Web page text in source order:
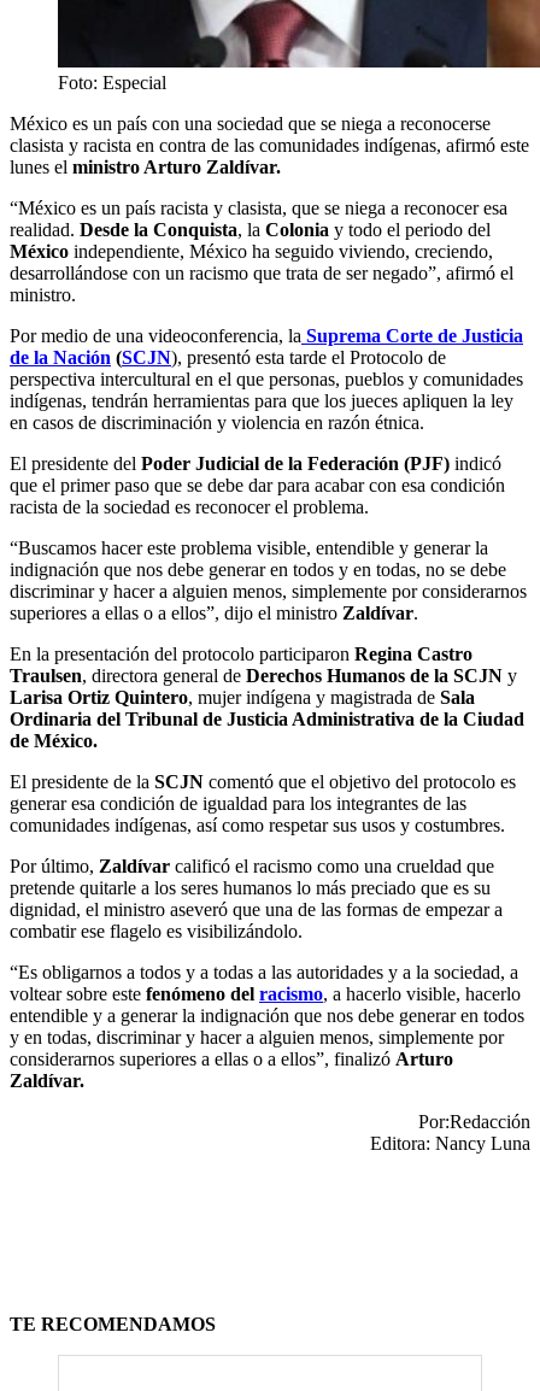
Foto: Especial
México es un país con una sociedad que se niega a reconocerse
clasista y racista en contra de las comunidades indígenas, afirmó este
lunes el ministro Arturo Zaldívar.
“México es un país racista y clasista, que se niega a reconocer esa
realidad. Desde la Conquista, la Colonia y todo el periodo del
México independiente, México ha seguido viviendo, creciendo,
desarrollándose con un racismo que trata de ser negado”, afirmó el
ministro.
Por medio de una videoconferencia, la Suprema Corte de Justicia
de la Nación (SCJN), presentó esta tarde el Protocolo de
perspectiva intercultural en el que personas, pueblos y comunidades
indígenas, tendrán herramientas para que los jueces apliquen la ley
en casos de discriminación y violencia en razón étnica.
El presidente del Poder Judicial de la Federación (PJF) indicó
que el primer paso que se debe dar para acabar con esa condición
racista de la sociedad es reconocer el problema.
“Buscamos hacer este problema visible, entendible y generar la
indignación que nos debe generar en todos y en todas, no se debe
discriminar y hacer a alguien menos, simplemente por considerarnos
superiores a ellas o a ellos”, dijo el ministro Zaldívar.
En la presentación del protocolo participaron Regina Castro
Traulsen, directora general de Derechos Humanos de la SCJN y
Larisa Ortiz Quintero, mujer indígena y magistrada de Sala
Ordinaria del Tribunal de Justicia Administrativa de la Ciudad
de México.
El presidente de la SCJN comentó que el objetivo del protocolo es
generar esa condición de igualdad para los integrantes de las
comunidades indígenas, así como respetar sus usos y costumbres.
Por último, Zaldívar calificó el racismo como una crueldad que
pretende quitarle a los seres humanos lo más preciado que es su
dignidad, el ministro aseveró que una de las formas de empezar a
combatir ese flagelo es visibilizándolo.
“Es obligarnos a todos y a todas a las autoridades y a la sociedad, a
voltear sobre este fenómeno del racismo, a hacerlo visible, hacerlo
entendible y a generar la indignación que nos debe generar en todos
y en todas, discriminar y hacer a alguien menos, simplemente por
considerarnos superiores a ellas o a ellos”, finalizó Arturo
Zaldívar.
Por:Redacción
Editora: Nancy Luna
TE RECOMENDAMOS